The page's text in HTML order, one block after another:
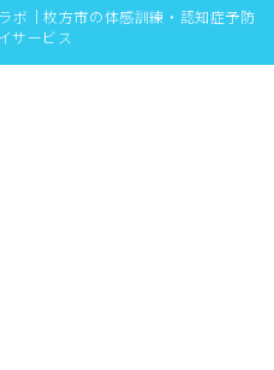
ボ｜枚方市の体感訓練・認知症予防
サービス